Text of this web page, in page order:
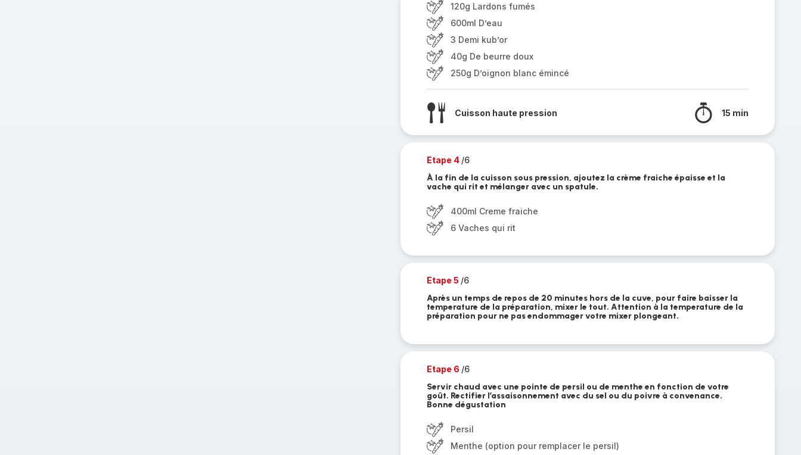
120g Lardons fumés
600ml D’eau
3 Demi kub’or
40g De beurre doux
250g D’oignon blanc émincé
Cuisson haute pression 15 min
Etape 4 /6
À la fin de la cuisson sous pression, ajoutez la crème fraiche épaisse et la
vache qui rit et mélanger avec un spatule.
400ml Creme fraiche
6 Vaches qui rit
Etape 5 /6
Après un temps de repos de 20 minutes hors de la cuve, pour faire baisser la
temperature de la préparation, mixer le tout. Attention à la temperature de la
préparation pour ne pas endommager votre mixer plongeant.
Etape 6 /6
Servir chaud avec une pointe de persil ou de menthe en fonction de votre
goût. Rectifier l’assaisonnement avec du sel ou du poivre à convenance.
Bonne dégustation
Persil
Menthe (option pour remplacer le persil)